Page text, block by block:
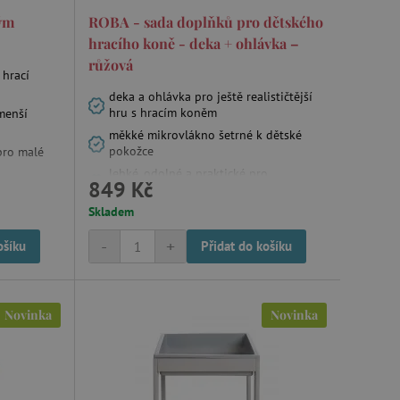
malé
ROBA - sada doplňků pro dětského
hracího koně - deka + ohlávka –
růžová
deka a ohlávka pro ještě realističtější
hru s hracím koněm
měkké mikrovlákno šetrné k dětské
pokožce
každodenní použití
849 Kč
Skladem
+
- Přidat do košíku
Novinka Novinka
zajišťuje hledání na
vztahu k Pinterest
použití CORS po
soubory cookie
lepivosti založených na
identifikaci zařízení,